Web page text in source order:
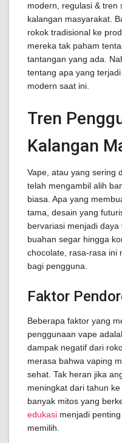
modern, regulasi & tren
kalangan masyarakat.
rokok tradisional ke
mereka tak paham
tantangan yang ada.
tentang apa yang
modern saat ini.
Tren
Kalangan
Vape, atau yang sering
telah mengambil alih
biasa. Apa yang
tama, desain yang
bervariasi menjadi
buahan segar hingga
chocolate, rasa-rasa ini
bagi pengguna.
Faktor
Beberapa faktor yang
penggunaan vape
dampak negatif dari
merasa bahwa vaping
sehat. Tak heran jika
meningkat dari tahun
banyak mitos yang
edukasi menjadi
memilih.